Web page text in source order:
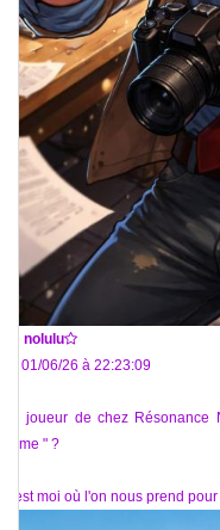
nolulu
Le 01/06/26 à 22:23:09
Un joueur de chez Résonance
t'aime " ?
C'est moi où l'on nous prend